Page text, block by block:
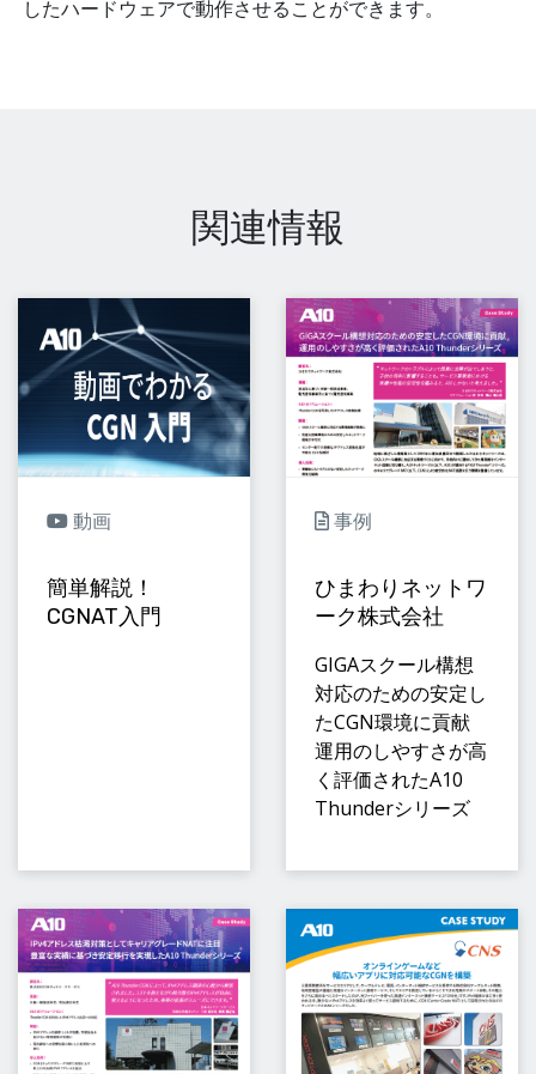
したハードウェアで動作させることができます。
関連情報
動画
簡単解説！
CGNAT入門
事例
ひまわりネットワ
ーク株式会社
GIGAスクール構想
対応のための安定し
たCGN環境に貢献
運用のしやすさが高
く評価されたA10
Thunderシリーズ